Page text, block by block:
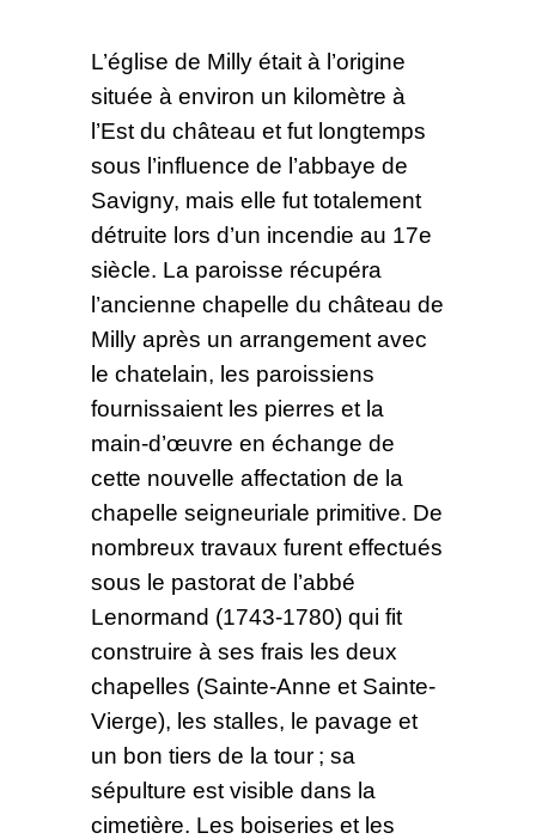
L’église de Milly était à l’origine
située à environ un kilomètre à
l’Est du château et fut longtemps
sous l’influence de l’abbaye de
Savigny, mais elle fut totalement
détruite lors d’un incendie au 17e
siècle. La paroisse récupéra
l’ancienne chapelle du château de
Milly après un arrangement avec
le chatelain, les paroissiens
fournissaient les pierres et la
main-d’œuvre en échange de
cette nouvelle affectation de la
chapelle seigneuriale primitive. De
nombreux travaux furent effectués
sous le pastorat de l’abbé
Lenormand (1743-1780) qui fit
construire à ses frais les deux
chapelles (Sainte-Anne et Sainte-
Vierge), les stalles, le pavage et
un bon tiers de la tour ; sa
sépulture est visible dans la
cimetière. Les boiseries et les